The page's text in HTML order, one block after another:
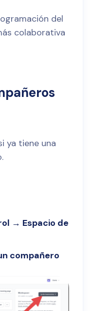
del
colaborativa
ya tiene una
→ Espacio de
compañero